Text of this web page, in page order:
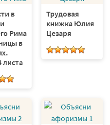
в
Рима
в
листа
Трудовая
книжка Юлия
Цезаря